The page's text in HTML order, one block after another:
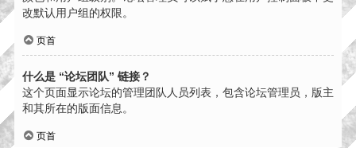
改默认用户组的权限。
页首
什么是 “论坛团队” 链接？
这个页面显示论坛的管理团队人员列表，包含论坛管理员，版主
和其所在的版面信息。
页首